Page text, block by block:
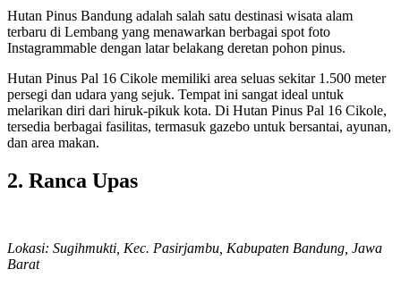
Hutan Pinus Bandung adalah salah satu destinasi wisata alam
terbaru di Lembang yang menawarkan berbagai spot foto
Instagrammable dengan latar belakang deretan pohon pinus.
Hutan Pinus Pal 16 Cikole memiliki area seluas sekitar 1.500 meter
persegi dan udara yang sejuk. Tempat ini sangat ideal untuk
melarikan diri dari hiruk-pikuk kota. Di Hutan Pinus Pal 16 Cikole,
tersedia berbagai fasilitas, termasuk gazebo untuk bersantai, ayunan,
dan area makan.
2. Ranca Upas
Lokasi: Sugihmukti, Kec. Pasirjambu, Kabupaten Bandung, Jawa
Barat